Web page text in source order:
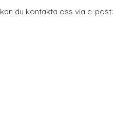
du kontakta oss via e-post: